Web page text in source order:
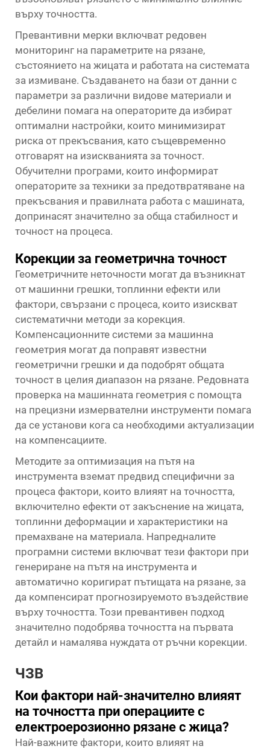
върху точността.
Превантивни мерки включват редовен
мониторинг на параметрите на рязане,
състоянието на жицата и работата на системата
за измиване. Създаването на бази от данни с
параметри за различни видове материали и
дебелини помага на операторите да избират
оптимални настройки, които минимизират
риска от прекъсвания, като същевременно
отговарят на изискванията за точност.
Обучителни програми, които информират
операторите за техники за предотвратяване на
прекъсвания и правилната работа с машината,
допринасят значително за обща стабилност и
точност на процеса.
Корекции за геометрична точност
Геометричните неточности могат да възникнат
от машинни грешки, топлинни ефекти или
фактори, свързани с процеса, които изискват
систематични методи за корекция.
Компенсационните системи за машинна
геометрия могат да поправят известни
геометрични грешки и да подобрят общата
точност в целия диапазон на рязане. Редовната
проверка на машинната геометрия с помощта
на прецизни измервателни инструменти помага
да се установи кога са необходими актуализации
на компенсациите.
Методите за оптимизация на пътя на
инструмента вземат предвид специфични за
процеса фактори, които влияят на точността,
включително ефекти от закъснение на жицата,
топлинни деформации и характеристики на
премахване на материала. Напредналите
програмни системи включват тези фактори при
генериране на пътя на инструмента и
автоматично коригират пътищата на рязане, за
да компенсират прогнозируемото въздействие
върху точността. Този превантивен подход
значително подобрява точността на първата
детайл и намалява нуждата от ръчни корекции.
ЧЗВ
Кои фактори най-значително влияят
на точността при операциите с
електроерозионно рязане с жица?
Най-важните фактори, които влияят на